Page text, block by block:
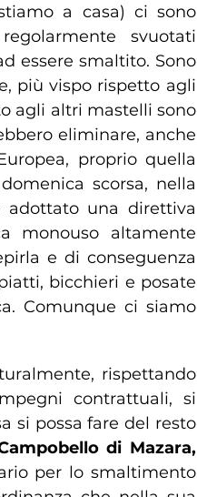
a casa) ci sono
svuotati
essere smaltito. Sono
più vispo rispetto agli
agli altri mastelli sono
eliminare, anche
proprio quella
scorsa, nella
adottato una direttiva
monouso altamente
e di conseguenza
bicchieri e posate
Comunque ci siamo
rispettando
contrattuali, si
si possa fare del resto
di Mazara,
per lo smaltimento